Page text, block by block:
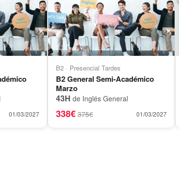
01/03/2027
B2 · Presencial Tardes
B2 General Semi-Académico
Marzo
43H de Inglés General
338€ 375€ 01/03/2027